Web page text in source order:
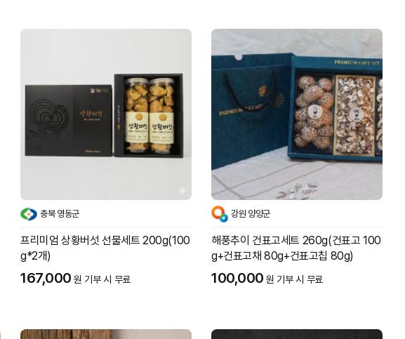
충북 영동군
프리미엄 상황버섯 선물세트 200g(100
g*2개)
167,000 원 기부 시 무료
강원 양양군
해풍추이 건표고세트 260g(건표고 100
g+건표고채 80g+건표고칩 80g)
100,000 원 기부 시 무료